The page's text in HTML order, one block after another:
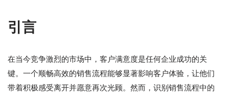
引言
在当今竞争激烈的市场中，客户满意度是任何企业成功的关
键。一个顺畅高效的销售流程能够显著影响客户体验，让他们
带着积极感受离开并愿意再次光顾。然而，识别销售流程中的